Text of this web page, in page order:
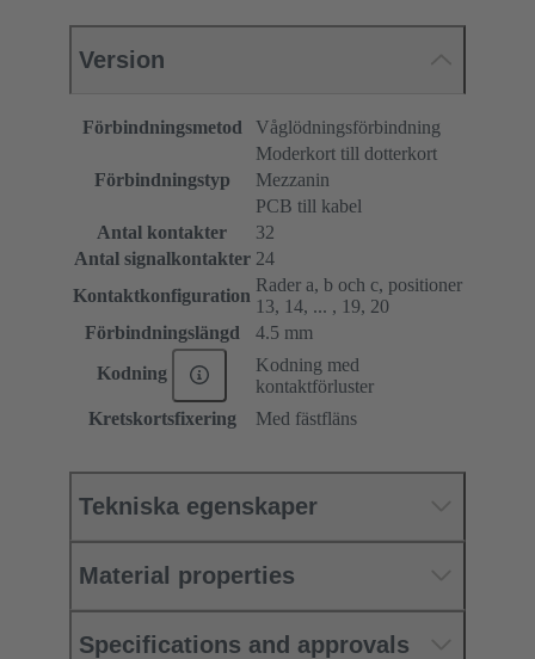
Version
Förbindningsmetod Våglödningsförbindning
Förbindningstyp
Moderkort till dotterkort
Mezzanin
PCB till kabel
Antal kontakter
32
Antal signalkontakter 24
Kontaktkonfiguration
Rader a, b och c, positioner
13, 14, ... , 19, 20
Förbindningslängd
4.5 mm
Kodning
Kodning med
kontaktförluster
Kretskortsfixering
Med fästfläns
Tekniska egenskaper
Material properties
Specifications and approvals